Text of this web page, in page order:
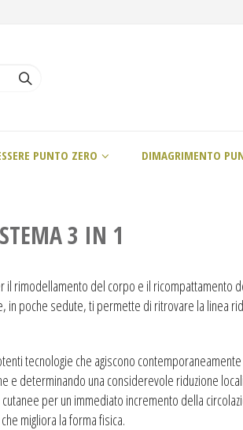
PUNTO ZERO DIMAGRIMENTO
3 IN 1
il rimodellamento del corpo e il ricompattamento
in poche sedute, ti permette di ritrovare la linea
tecnologie che agiscono
e determinando una considerevole riduzione
per un immediato incremento della
migliora la forma fisica.